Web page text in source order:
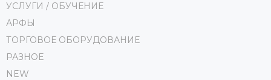
УСЛУГИ / ОБУЧЕНИЕ
АРФЫ
ТОРГОВОЕ ОБОРУДОВАНИЕ
РАЗНОЕ
NEW